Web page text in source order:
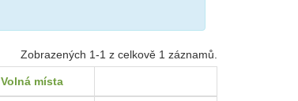
Zobrazených 1-1 z celkově 1 záznamů.
Volná místa